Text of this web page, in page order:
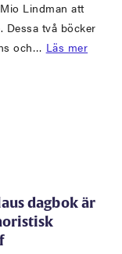
Lindman att
Dessa två böcker
och… Läs mer
dagbok är